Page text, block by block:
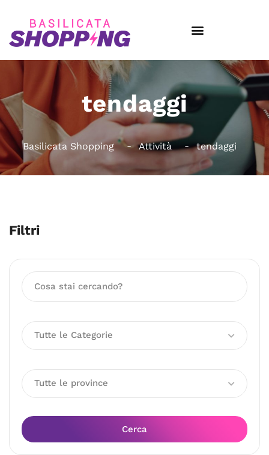
tendaggi
Basilicata Shopping Attività tendaggi
Filtri
Tutte le Categorie
Tutte le province
Cerca